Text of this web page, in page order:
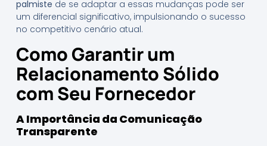
palmiste de se adaptar a essas mudanças pode ser
um diferencial significativo, impulsionando o sucesso
no competitivo cenário atual.
Como Garantir um
Relacionamento Sólido
com Seu Fornecedor
A Importância da Comunicação
Transparente